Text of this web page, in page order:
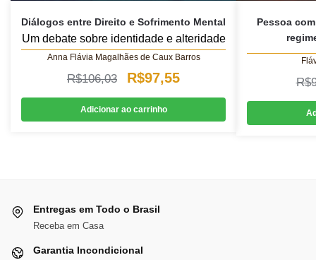
Diálogos entre Direito e Sofrimento Mental
Um debate sobre identidade e alteridade
Anna Flávia Magalhães de Caux Barros
R$106,03
O
preço
original
R$97,55O
preço
atual
Adicionar ao carrinho
Pessoa
R$
Entregas em Todo o Brasil
Receba em Casa
Garantia Incondicional